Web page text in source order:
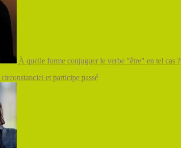
À quelle forme conjuguer le verbe "être" en tel cas ?
et participe passé